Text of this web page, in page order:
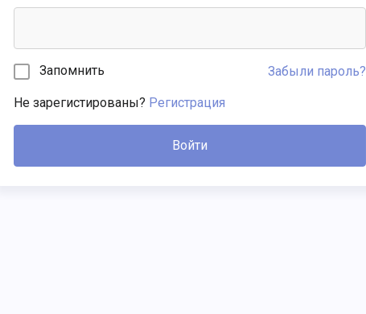
Запомнить Забыли пароль?
Не зарегистированы? Регистрация